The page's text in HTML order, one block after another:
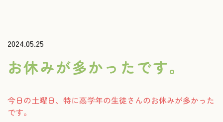
2024.05.25
お休みが多かったです。
今日の土曜日、特に高学年の生徒さんのお休みが多かった
です。